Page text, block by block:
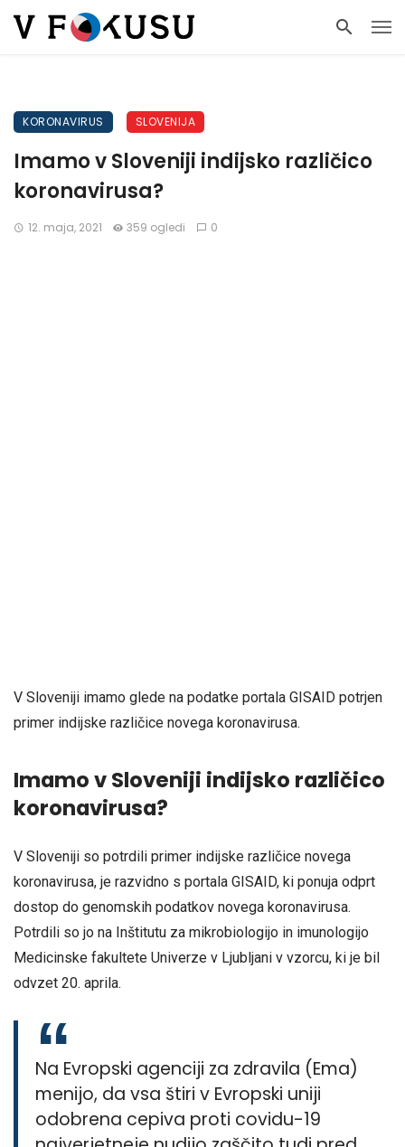
KORONAVIRUS SLOVENIJA
Imamo v Sloveniji indijsko različico
koronavirusa?
12. maja, 2021 359 ogledi 0
V Sloveniji imamo glede na podatke portala GISAID potrjen
primer indijske različice novega koronavirusa.
Imamo v Sloveniji indijsko različico
koronavirusa?
V Sloveniji so potrdili primer indijske različice novega
koronavirusa, je razvidno s portala GISAID, ki ponuja odprt
dostop do genomskih podatkov novega koronavirusa.
Potrdili so jo na Inštitutu za mikrobiologijo in imunologijo
Medicinske fakultete Univerze v Ljubljani v vzorcu, ki je bil
odvzet 20. aprila.
Na Evropski agenciji za zdravila (Ema)
menijo, da vsa štiri v Evropski uniji
odobrena cepiva proti covidu-19